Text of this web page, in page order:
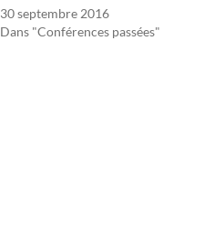
30 septembre 2016
Dans "Conférences passées"